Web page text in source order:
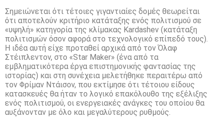
Σημειώνεται ότι τέτοιες γιγαντιαίες δομές θεωρείται
ότι αποτελούν κριτήριο κατάταξης ενός πολιτισμού σε
«υψηλή» κατηγορία της κλίμακας Kardashev (κατάταξη
πολιτισμών όσον αφορά στο τεχνολογικό επίπεδό τους).
Η ιδέα αυτή είχε προταθεί αρχικά από τον Όλαφ
Στέιπλεντον, στο «Star Maker» (ένα από τα
εμβληματικότερα έργα επιστημονικής φαντασίας της
ιστορίας) και στη συνέχεια μελετήθηκε περαιτέρω από
τον Φρίμαν Ντάισον, που εκτίμησε ότι τέτοιου είδους
κατασκευές θα ήταν το λογικό επακόλουθο της εξέλιξης
ενός πολιτισμού, οι ενεργειακές ανάγκες του οποίου θα
αυξάνονταν με όλο και μεγαλύτερους ρυθμούς.